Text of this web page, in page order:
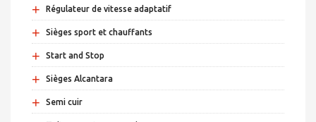
+ Régulateur de vitesse adaptatif
+ Sièges sport et chauffants
+ Start and Stop
+ Sièges Alcantara
+ Semi cuir